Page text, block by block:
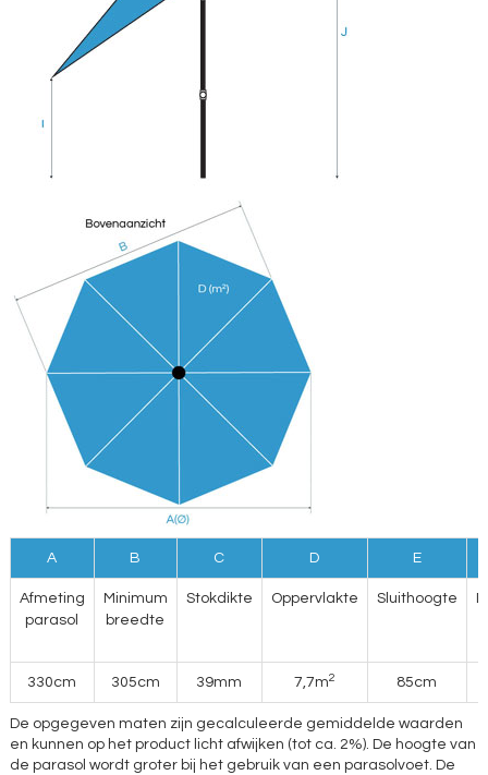
A B C D E
Afmeting
parasol
Minimum
breedte
Stokdikte Oppervlakte Sluithoogte
330cm 305cm 39mm 7,7m2 85cm
De opgegeven maten zijn gecalculeerde gemiddelde waarden
en kunnen op het product licht afwijken (tot ca. 2%). De hoogte van
de parasol wordt groter bij het gebruik van een parasolvoet. De